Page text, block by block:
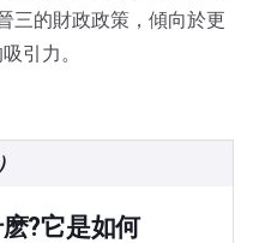
三的財政政策，傾向於更
引力。
?它是如何